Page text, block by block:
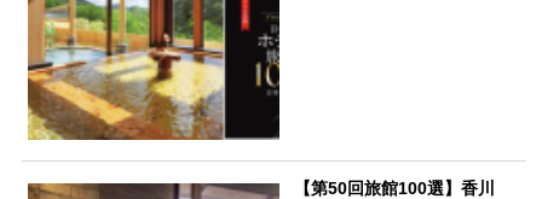
【第50回旅館100選】香川